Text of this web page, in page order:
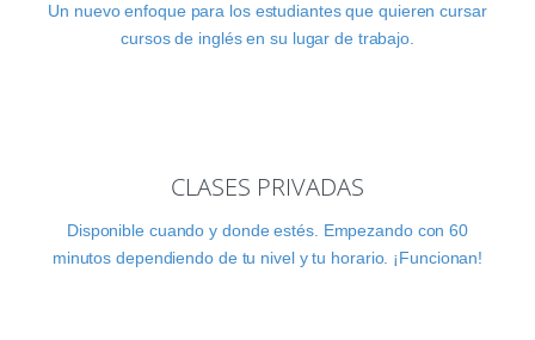
Un nuevo enfoque para los estudiantes que quieren cursar
cursos de inglés en su lugar de trabajo.
CLASES PRIVADAS
Disponible cuando y donde estés. Empezando con 60
minutos dependiendo de tu nivel y tu horario. ¡Funcionan!